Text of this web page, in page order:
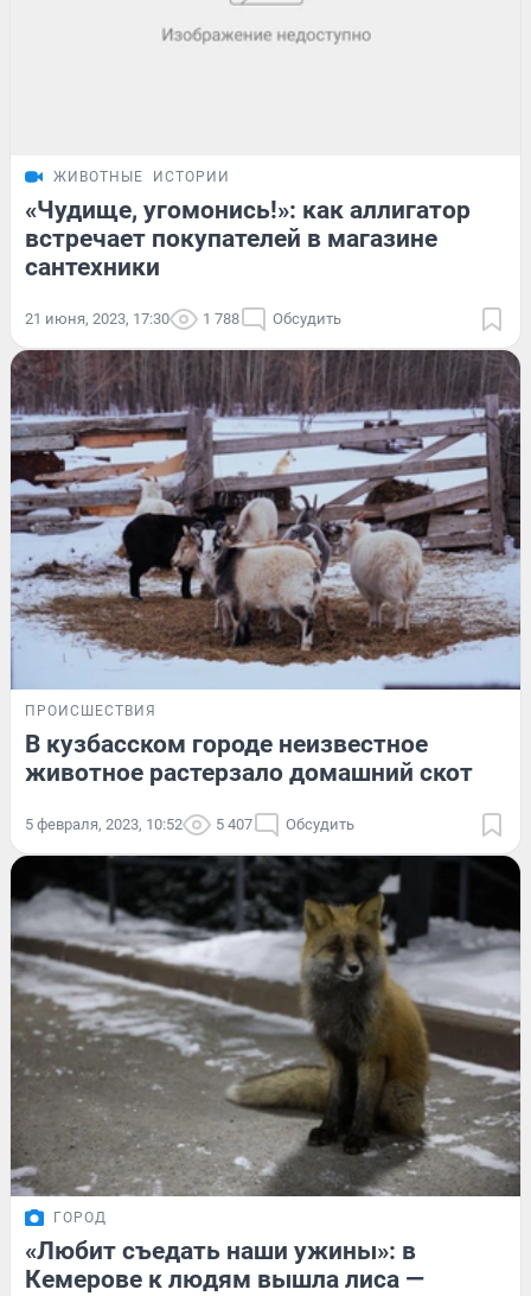
ЖИВОТНЫЕ ИСТОРИИ
«Чудище, угомонись!»: как аллигатор
встречает покупателей в магазине
сантехники
21 июня, 2023, 17:30 1 788 Обсудить
ПРОИСШЕСТВИЯ
В кузбасском городе неизвестное
животное растерзало домашний скот
5 февраля, 2023, 10:52 5 407 Обсудить
ГОРОД
«Любит съедать наши ужины»: в
Кемерове к людям вышла лиса —